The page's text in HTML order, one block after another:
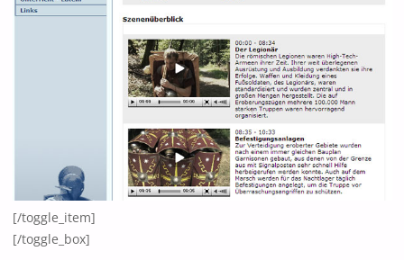
[/toggle_item]
[/toggle_box]